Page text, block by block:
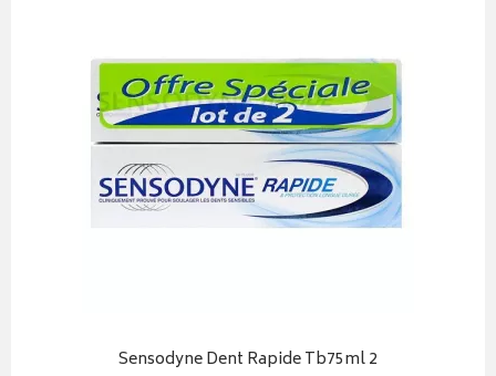
Sensodyne Dent Rapide Tb75ml 2